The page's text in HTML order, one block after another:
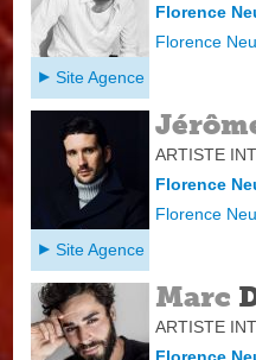
Florence
Florence
Site Agence
ARTISTE
Florence
Florence
Site Agence
Marc
ARTISTE
Florence